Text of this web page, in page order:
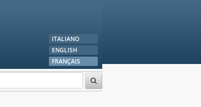
ITALIANO
ENGLISH
FRANÇAIS